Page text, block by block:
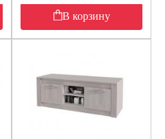
В корзину